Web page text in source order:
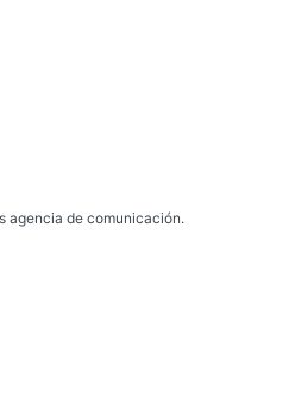
agencia de comunicación.